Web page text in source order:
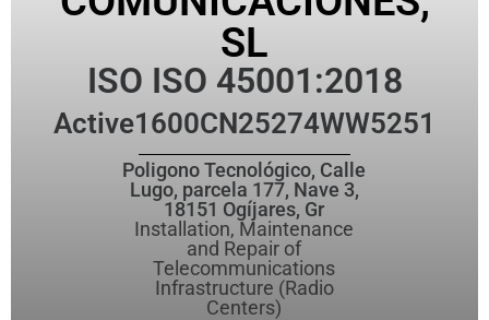
SL
ISO ISO 45001:2018
Active1600CN25274WW5251
Poligono Tecnológico, Calle
Lugo, parcela 177, Nave 3,
18151 Ogíjares, Gr
Installation, Maintenance
and Repair of
Telecommunications
Infrastructure (Radio
Centers)